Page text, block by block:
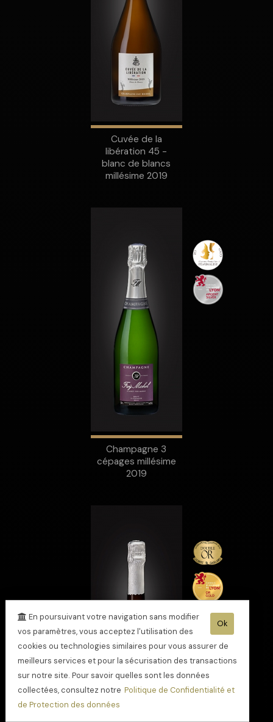
Cuvée de la
libération 45 -
blanc de blancs
millésime 2019
Champagne 3
cépages millésime
2019
Ok
En poursuivant votre navigation sans modifier
vos paramètres, vous acceptez l'utilisation des
cookies ou technologies similaires pour vous assurer de
meilleurs services et pour la sécurisation des transactions
sur notre site. Pour savoir quelles sont les données
collectées, consultez notre Politique de Confidentialité et
de Protection des données